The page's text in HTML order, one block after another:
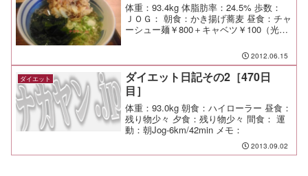
体重：93.4kg 体脂肪率：24.5% 歩数：
ＪＯＧ： 朝食：かき揚げ蕎麦 昼食：チャ
ーシュー麺￥800＋キャベツ￥100（光家
＠あざみ野）→You遊 間食： メモ：
2012.06.15
ダイエット
ダイエット日記その2［470日
目］
体重：93.0kg 朝食：ハイローラー 昼食：
残り物少々 夕食：残り物少々 間食： 運
動：朝Jog-6km/42min メモ：
2013.09.02